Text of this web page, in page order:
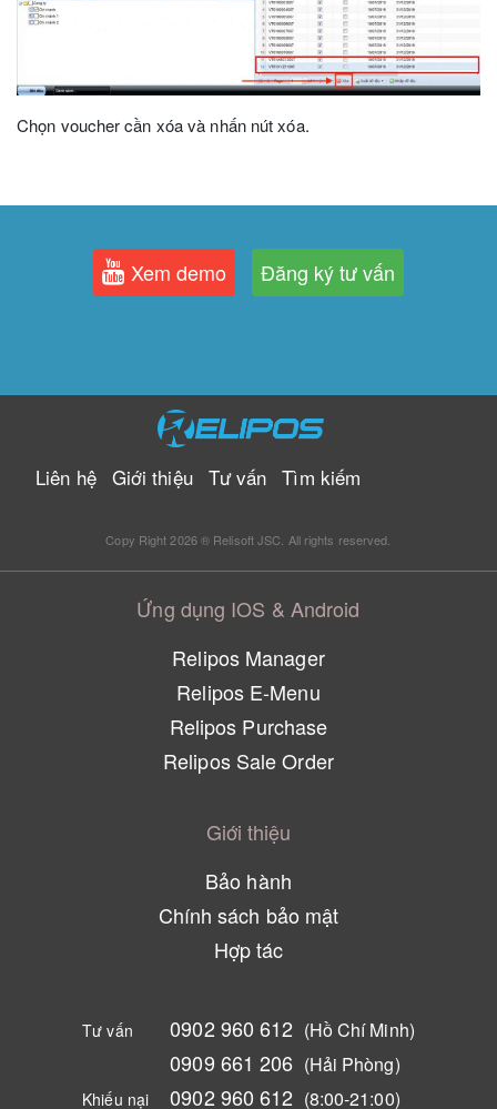
Chọn voucher cần xóa và nhấn nút xóa.
Xem demo Đăng ký tư vấn
Liên hệ Giới thiệu Tư vấn Tìm kiếm
Copy Right 2026 ® Relisoft JSC. All rights reserved.
Ứng dụng IOS & Android
Relipos Manager
Relipos E-Menu
Relipos Purchase
Relipos Sale Order
Giới thiệu
Bảo hành
Chính sách bảo mật
Hợp tác
Tư vấn 0902 960 612 (Hồ Chí Minh)
0909 661 206 (Hải Phòng)
Khiếu nại 0902 960 612 (8:00-21:00)